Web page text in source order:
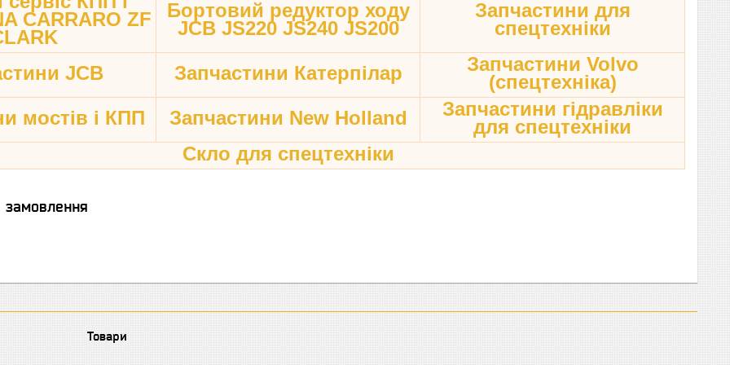
CARRARO ZF
Бортовий редуктор ходу
JCB JS220 JS240 JS200
Запчастини для
спецтехніки
JCB Запчастини Катерпілар
Запчастини Volvo
(спецтехніка)
мостів і КПП
Запчастини New Holland
Запчастини гідравліки
для спецтехніки
Скло для спецтехніки
замовлення
Товари